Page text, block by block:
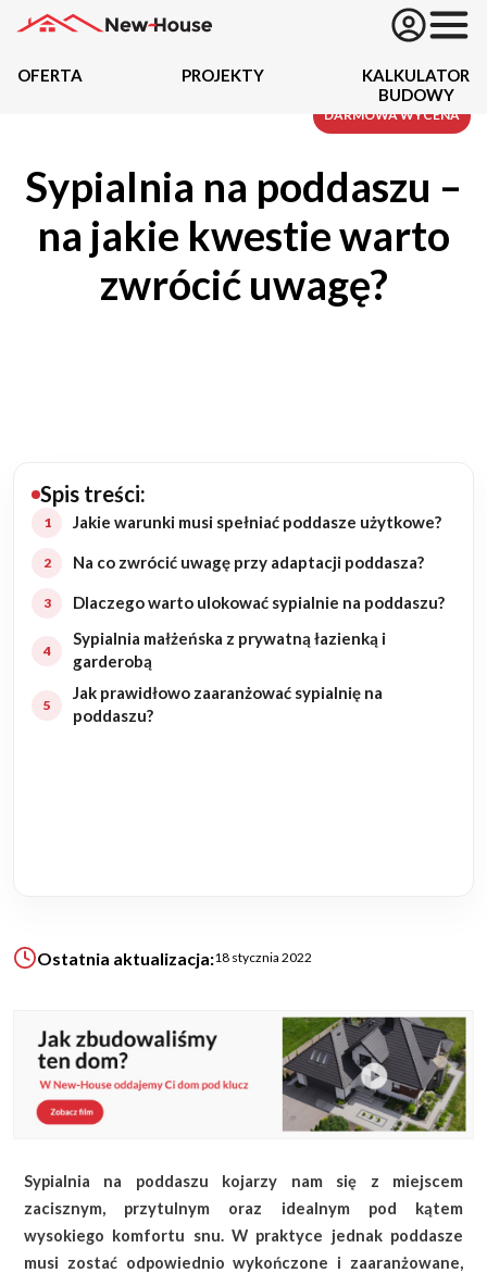
Oferta
Działki
Budowa domu
Rozbudowa
Remonty
Ogrody
KALKULATOR BUDOWY
BLOG
O NAS
KONAKT
ZAPISZ SIĘ
OFERTA PROJEKTY
KALKULATOR
BUDOWY
Sypialnia na poddaszu –
na jakie kwestie warto
zwrócić uwagę?
Spis treści:
Jakie warunki musi spełniać poddasze użytkowe?
Na co zwrócić uwagę przy adaptacji poddasza?
Dlaczego warto ulokować sypialnie na poddaszu?
Sypialnia małżeńska z prywatną łazienką i
garderobą
Jak prawidłowo zaaranżować sypialnię na
poddaszu?
Ostatnia aktualizacja:18 stycznia 2022
Sypialnia na poddaszu kojarzy nam się z miejscem
zacisznym, przytulnym oraz idealnym pod kątem
wysokiego komfortu snu. W praktyce jednak poddasze
musi zostać odpowiednio wykończone i zaaranżowane,
DARMOWA WYCENA